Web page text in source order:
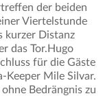
der beiden
Viertelstunde
kurzer Distanz
das Tor.Hugo
für die Gäste
Keeper Mile Silvar.
Bedrängnis zu